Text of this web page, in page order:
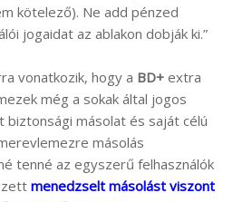
kötelező). Ne add pénzed
jogaidat az ablakon dobják ki.”
vonatkozik, hogy a BD+ extra
még a sokak által jogos
biztonsági másolat és saját célú
másolás
tenné az egyszerű felhasználók
menedzselt másolást viszont